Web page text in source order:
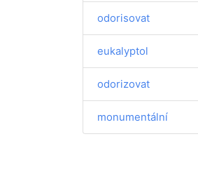
odorisovat
eukalyptol
odorizovat
monumentální